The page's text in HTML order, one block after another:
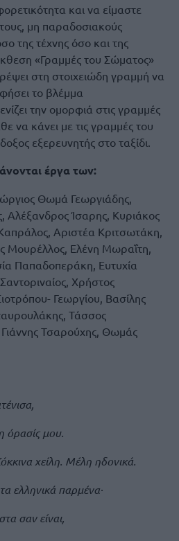
και να είμαστε
μη παραδοσιακούς
της τέχνης όσο και της
«Γραμμές του Σώματος»
στη στοιχειώδη γραμμή να
το βλέμμα
την ομορφιά στις γραμμές
να κάνει με τις γραμμές του
εξερευνητής στο ταξίδι.
έργα των:
Θωμά Γεωργιάδης,
Αλέξανδρος Ίσαρης, Κυριάκος
Αριστέα Κριτσωτάκη,
Μουρέλλος, Ελένη Μωραΐτη,
Παπαδοπεράκη, Ευτυχία
Χρήστος
Γεωργίου, Βασίλης
Τάσσος
Τσαρούχης, Θωμάς
όρασίς μου.
χείλη. Μέλη ηδονικά.
ελληνικά παρμένα·
σαν είναι,